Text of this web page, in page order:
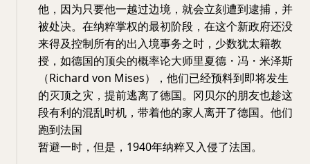
他，因为只要他一越过边境，就会立刻遭到逮捕，并
被处决。在纳粹掌权的最初阶段，在这个新政府还没
来得及控制所有的出入境事务之时，少数犹太籍教
授，如德国的顶尖的概率论大师里夏德・冯・米泽斯
（Richard von Mises），他们已经预料到即将发生
的灭顶之灾，提前逃离了德国。冈贝尔的朋友也趁这
段有利的混乱时机，带着他的家人离开了德国。他们
跑到法国
暂避一时，但是，1940年纳粹又入侵了法国。